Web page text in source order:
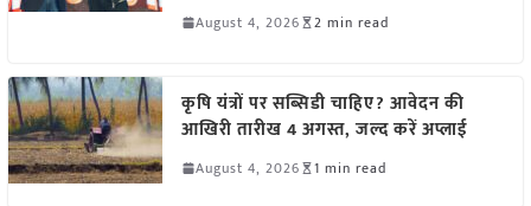
August 4, 2026 2 min read
कृषि यंत्रों पर सब्सिडी चाहिए? आवेदन की
आखिरी तारीख 4 अगस्त, जल्द करें अप्लाई
August 4, 2026 1 min read